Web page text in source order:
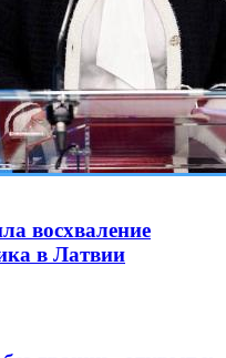
восхваление
в Латвии